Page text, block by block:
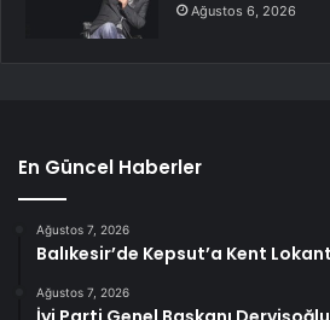
Ağustos 6, 2026
En Güncel Haberler
Ağustos 7, 2026
Balıkesir’de Kepsut’a Kent
Ağustos 7, 2026